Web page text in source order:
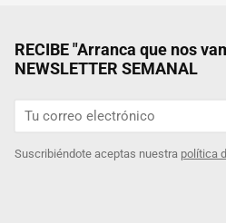
RECIBE "Arranca que nos
NEWSLETTER SEMANAL
Suscribiéndote aceptas nuestra política